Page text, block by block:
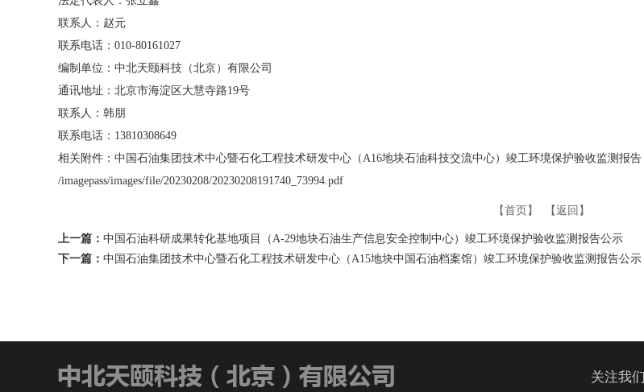
联系人：赵元
联系电话：010-80161027
编制单位：中北天颐科技（北京）有限公司
通讯地址：北京市海淀区大慧寺路19号
联系人：韩朋
联系电话：13810308649
相关附件：中国石油集团技术中心暨石化工程技术研发中心（A16地块石油科技交流中心）竣工环境保护验收监测报告
/imagepass/images/file/20230208/20230208191740_73994.pdf
【首页】 【返回】
上一篇： 中国石油科研成果转化基地项目（A-29地块石油生产信息安全控制中心）竣工环境保护验收监测报告公示
下一篇： 中国石油集团技术中心暨石化工程技术研发中心（A15地块中国石油档案馆）竣工环境保护验收监测报告公示
关注我们